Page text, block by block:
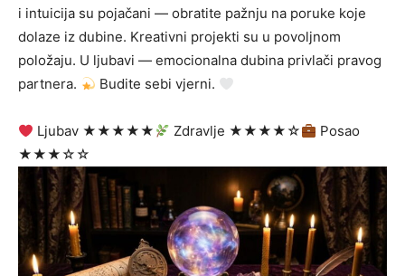
i intuicija su pojačani — obratite pažnju na poruke koje
dolaze iz dubine. Kreativni projekti su u povoljnom
položaju. U ljubavi — emocionalna dubina privlači pravog
partnera.
Budite sebi vjerni.
Ljubav ★★★★★ Zdravlje ★★★★☆
Posao
★★★☆☆